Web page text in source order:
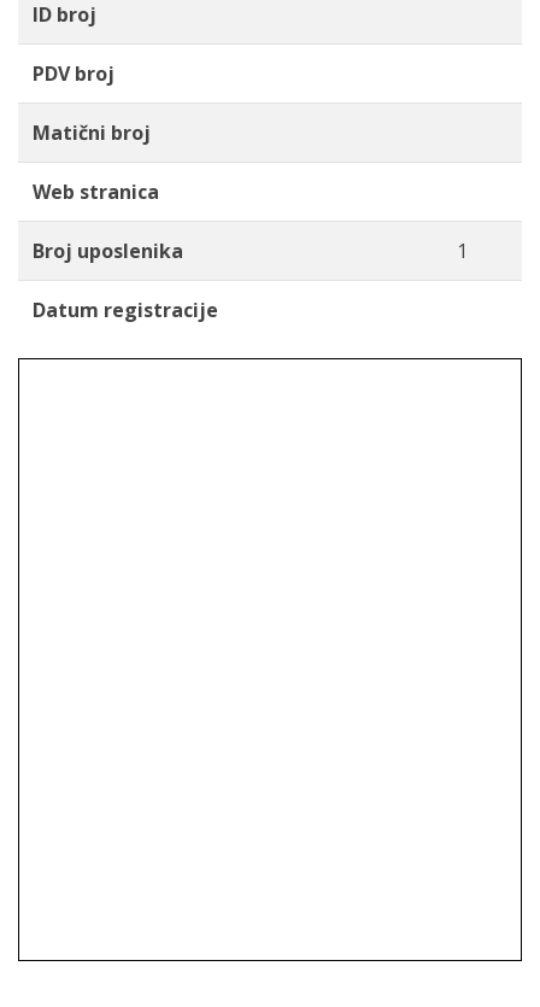
ID broj
PDV broj
Matični broj
Web stranica
Broj uposlenika 1
Datum registracije